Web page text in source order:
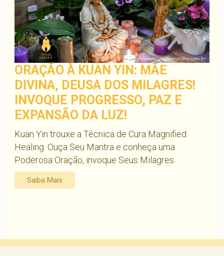
ORAÇÃO À KUAN YIN: MÃE
DIVINA, DEUSA DOS MILAGRES!
INVOQUE PROGRESSO, PAZ E
EXPANSÃO DA LUZ!
Kuan Yin trouxe a Técnica de Cura Magnified
Healing. Ouça Seu Mantra e conheça uma
Poderosa Oração, invoque Seus Milagres.
Saiba Mais